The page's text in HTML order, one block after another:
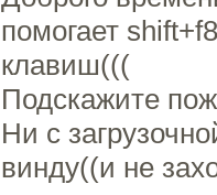
помогает
клавиш(((
Подскажите
Ни с
винду((и не